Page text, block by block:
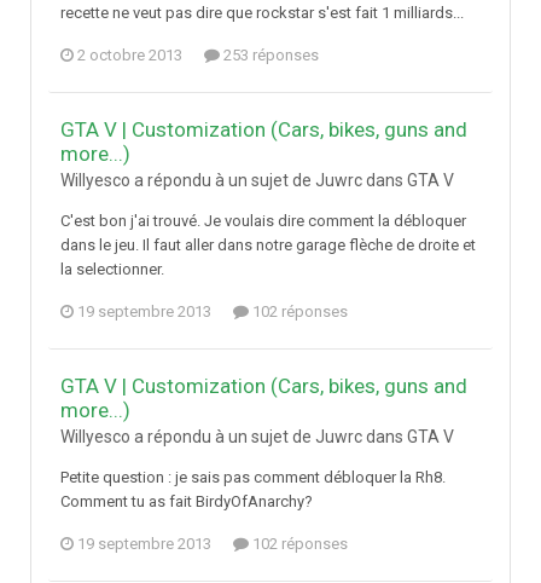
recette ne veut pas dire que rockstar s'est fait 1 milliards...
2 octobre 2013 253 réponses
GTA V | Customization (Cars, bikes, guns and
more...)
Willyesco a répondu à un sujet de Juwrc dans GTA V
C'est bon j'ai trouvé. Je voulais dire comment la débloquer
dans le jeu. Il faut aller dans notre garage flèche de droite et
la selectionner.
19 septembre 2013 102 réponses
GTA V | Customization (Cars, bikes, guns and
more...)
Willyesco a répondu à un sujet de Juwrc dans GTA V
Petite question : je sais pas comment débloquer la Rh8.
Comment tu as fait BirdyOfAnarchy?
19 septembre 2013 102 réponses